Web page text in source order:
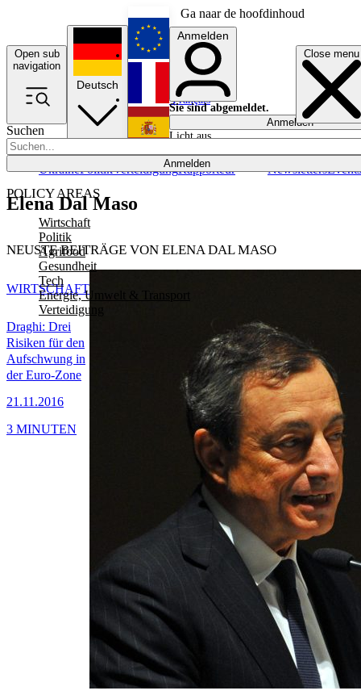
Ga naar de hoofdinhoud
Open sub
navigation
Close menu
Suchen
Anmelden
POLICY AREAS
Wirtschaft
Politik
Agrifood
Gesundheit
Tech
Energie, Umwelt & Transport
Verteidigung
UkrainePolitikVerteidigungRapporteur NewslettersEvents
Deutsch
English
Français
Anmelden
Sie sind abgemeldet.
Anmelden
Licht aus
Elena Dal Maso
NEUSTE BEITRÄGE VON ELENA DAL MASO
Draghi: Drei
Risiken für den
Aufschwung in
der Euro-Zone
21.11.2016
WIRTSCHAFT
3 MINUTEN